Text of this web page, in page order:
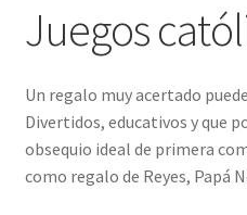
Juegos
Un regalo muy acertado
Divertidos, educativos y que
obsequio ideal de primera
como regalo de Reyes, Papá